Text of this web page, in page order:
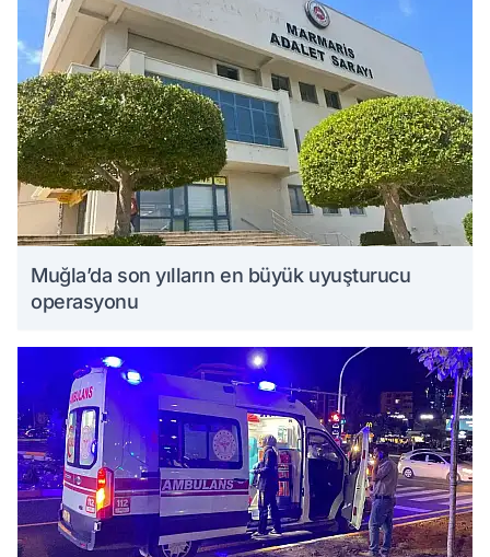
Muğla’da son yılların en büyük uyuşturucu
operasyonu